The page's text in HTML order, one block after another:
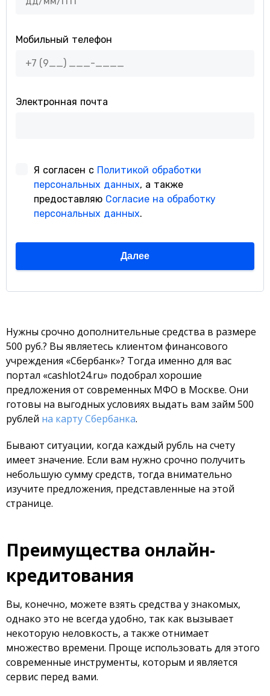
Нужны срочно дополнительные средства в размере
500 руб.? Вы являетесь клиентом финансового
учреждения «Сбербанк»? Тогда именно для вас
портал «cashlot24.ru» подобрал хорошие
предложения от современных МФО в Москве. Они
готовы на выгодных условиях выдать вам займ 500
рублей на карту Сбербанка.
Бывают ситуации, когда каждый рубль на счету
имеет значение. Если вам нужно срочно получить
небольшую сумму средств, тогда внимательно
изучите предложения, представленные на этой
странице.
Преимущества онлайн-
кредитования
Вы, конечно, можете взять средства у знакомых,
однако это не всегда удобно, так как вызывает
некоторую неловкость, а также отнимает
множество времени. Проще использовать для этого
современные инструменты, которым и является
сервис перед вами.